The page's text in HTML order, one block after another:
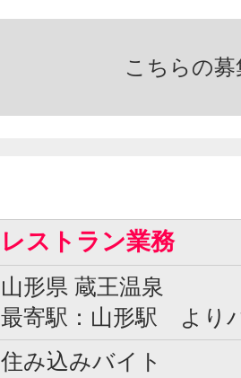
こちらの
レストラン業務
山形県 蔵王温泉
最寄駅：山形駅 より
住み込みバイト